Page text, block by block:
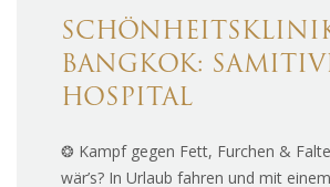
BANGKOK:
HOSPITAL
❂ Kampf gegen Fett, Furchen &
wär’s? In Urlaub fahren und mit